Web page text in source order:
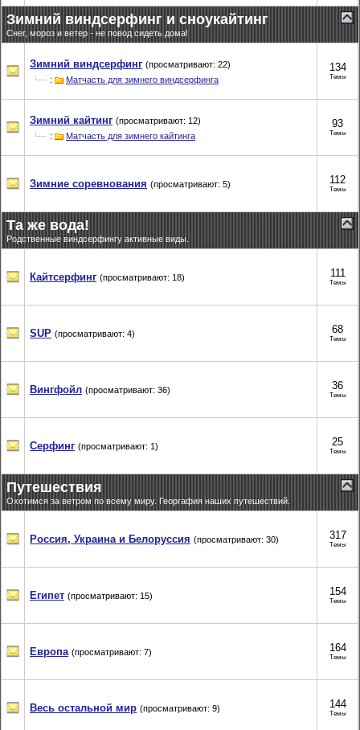
Зимний виндсерфинг и сноукайтинг
Снег, мороз и ветер - не повод сидеть дома!
Зимний виндсерфинг (просматривают: 22)
:
Матчасть для зимнего виндсерфинга
134
Темы
Зимний кайтинг (просматривают: 12)
:
Матчасть для зимнего кайтинга
93
Темы
Зимние соревнования (просматривают: 5) 112
Темы
Та же вода!
Родственные виндсерфингу активные виды.
Кайтсерфинг (просматривают: 18) 111
Темы
SUP (просматривают: 4) 68
Темы
Вингфойл (просматривают: 36) 36
Темы
Серфинг (просматривают: 1) 25
Темы
Путешествия
Охотимся за ветром по всему миру. Георгафия наших путешествий.
Россия, Украина и Белоруссия (просматривают: 30) 317
Темы
Египет (просматривают: 15) 154
Темы
Европа (просматривают: 7) 164
Темы
Весь остальной мир (просматривают: 9) 144
Темы